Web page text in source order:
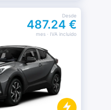
Desde
487.24 €
mes· IVA incluido